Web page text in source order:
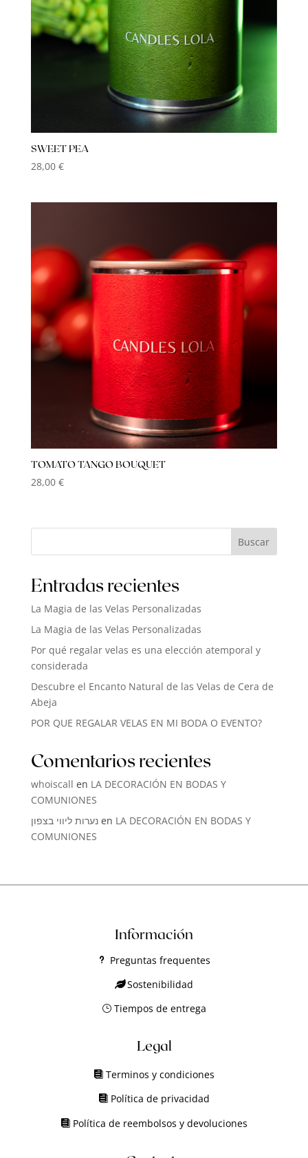
SWEET PEA
28,00 €
TOMATO TANGO BOUQUET
28,00 €
Buscar
Entradas recientes
La Magia de las Velas Personalizadas
La Magia de las Velas Personalizadas
Por qué regalar velas es una elección atemporal y
considerada
Descubre el Encanto Natural de las Velas de Cera de
Abeja
POR QUE REGALAR VELAS EN MI BODA O EVENTO?
Comentarios recientes
whoiscall en LA DECORACIÓN EN BODAS Y
COMUNIONES
נערות ליווי בצפוןen LA DECORACIÓN EN BODAS Y
COMUNIONES
Información
Preguntas frequentes
Sostenibilidad
Tiempos de entrega
Legal
Terminos y condiciones
Política de privacidad
Política de reembolsos y devoluciones